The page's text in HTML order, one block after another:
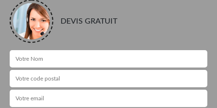
DEVIS GRATUIT